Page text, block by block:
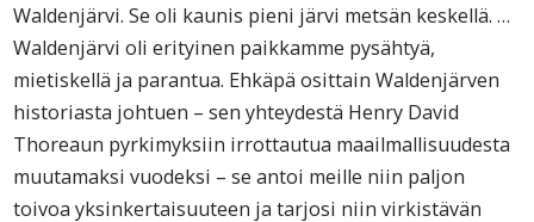
Waldenjärvi. Se oli kaunis pieni järvi metsän keskellä. …
Waldenjärvi oli erityinen paikkamme pysähtyä,
mietiskellä ja parantua. Ehkäpä osittain Waldenjärven
historiasta johtuen – sen yhteydestä Henry David
Thoreaun pyrkimyksiin irrottautua maailmallisuudesta
muutamaksi vuodeksi – se antoi meille niin paljon
toivoa yksinkertaisuuteen ja tarjosi niin virkistävän